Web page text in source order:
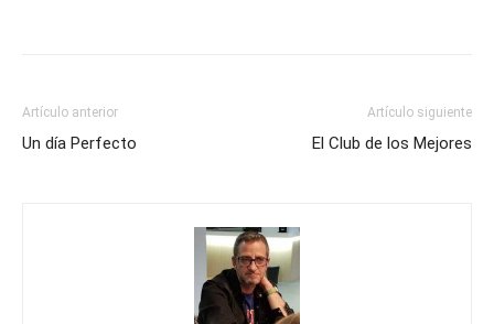
Artículo anterior
Un día Perfecto
Artículo siguiente
El Club de los Mejores